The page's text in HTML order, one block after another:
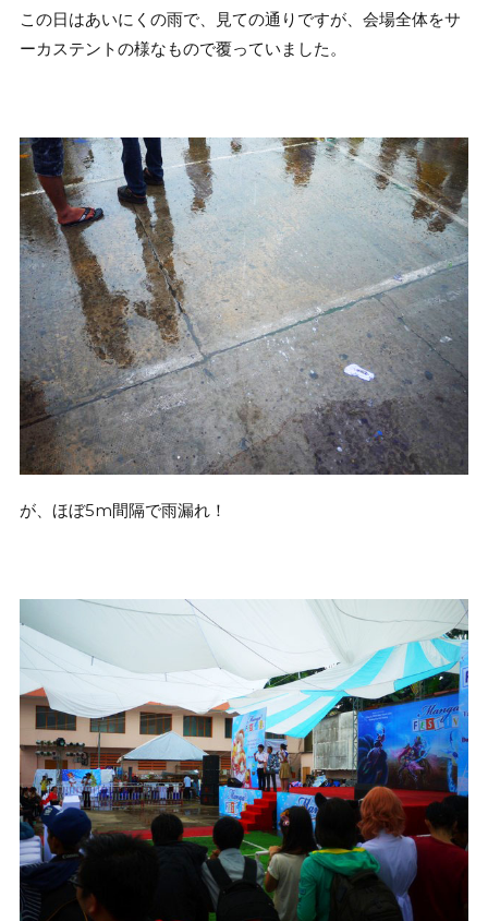
この日はあいにくの雨で、見ての通りですが、会場全体をサ
ーカステントの様なもので覆っていました。
が、ほぼ5m間隔で雨漏れ！